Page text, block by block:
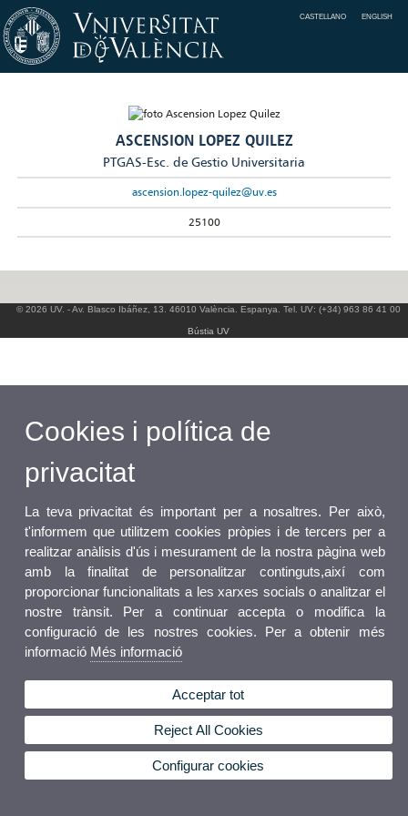
CASTELLANO ENGLISH
ASCENSION LOPEZ QUILEZ
PTGAS-Esc. de Gestio Universitaria
ascension.lopez-quilez@uv.es
25100
© 2026 UV. - Av. Blasco Ibáñez, 13. 46010 València. Espanya. Tel. UV: (+34) 963 86 41 00
Bústia UV
Cookies i política de
privacitat
La teva privacitat és important per a nosaltres. Per això,
t'informem que utilitzem cookies pròpies i de tercers per a
realitzar anàlisis d'ús i mesurament de la nostra pàgina web
amb la finalitat de personalitzar continguts,així com
proporcionar funcionalitats a les xarxes socials o analitzar el
nostre trànsit. Per a continuar accepta o modifica la
configuració de les nostres cookies. Per a obtenir més
informació Més informació
Acceptar tot
Reject All Cookies
Configurar cookies